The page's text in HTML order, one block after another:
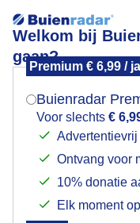
Welkom bij
gaan?
Premium € 6,99 /
Buienradar
Voor slechts €
Ontvang voor
10% donatie
Elk moment
Neerslag in
Actueel +3 uur
19:45
Mogen we je
Indien je hier nog
verschijnt er zo